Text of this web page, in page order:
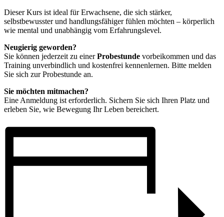
Dieser Kurs ist ideal für Erwachsene, die sich stärker,
selbstbewusster und handlungsfähiger fühlen möchten – körperlich
wie mental und unabhängig vom Erfahrungslevel.
Neugierig geworden?
Sie können jederzeit zu einerProbestunde vorbeikommen und das
Training unverbindlich und kostenfrei kennenlernen. Bitte melden
Sie sich zur Probestunde an.
Sie möchten mitmachen?
Eine Anmeldung ist erforderlich. Sichern Sie sich Ihren Platz und
erleben Sie, wie Bewegung Ihr Leben bereichert.